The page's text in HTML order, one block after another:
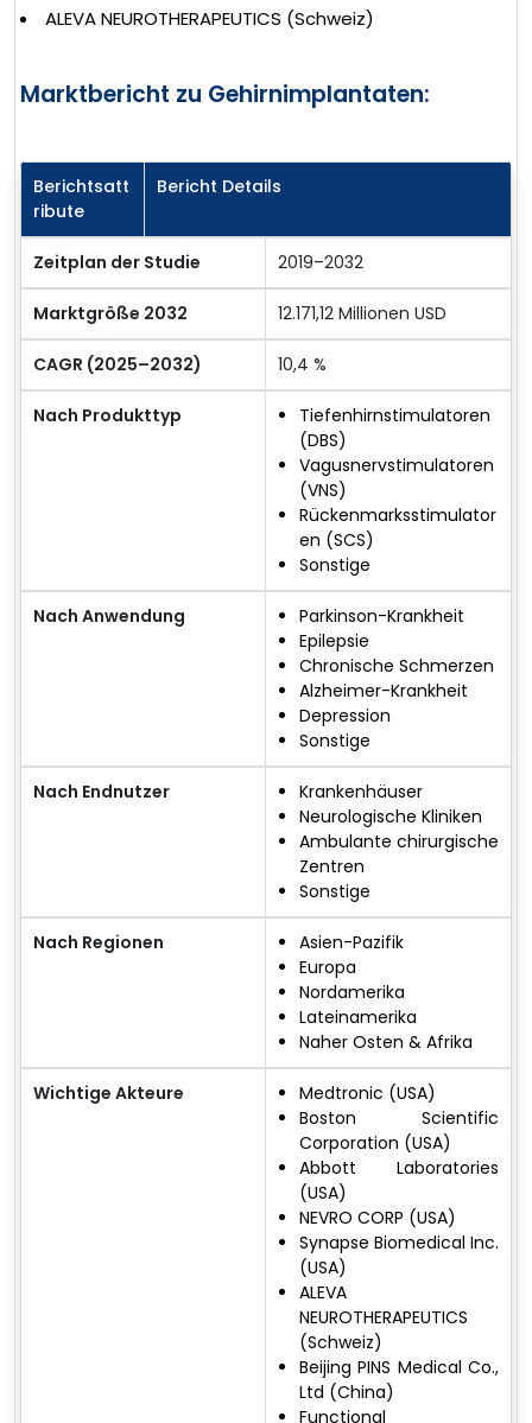
ALEVA NEUROTHERAPEUTICS (Schweiz)
Marktbericht zu Gehirnimplantaten:
Berichtsatt
ribute
Bericht Details
Zeitplan der Studie 2019–2032
Marktgröße 2032 12.171,12 Millionen USD
CAGR (2025–2032) 10,4 %
Nach Produkttyp
Tiefenhirnstimulatoren
(DBS)
Vagusnervstimulatoren
(VNS)
Rückenmarksstimulator
en (SCS)
Sonstige
Nach Anwendung
Parkinson-Krankheit
Epilepsie
Chronische Schmerzen
Alzheimer-Krankheit
Depression
Sonstige
Nach Endnutzer
Krankenhäuser
Neurologische Kliniken
Ambulante chirurgische
Zentren
Sonstige
Nach Regionen
Asien-Pazifik
Europa
Nordamerika
Lateinamerika
Naher Osten & Afrika
Wichtige Akteure
Medtronic (USA)
Boston Scientific
Corporation (USA)
Abbott Laboratories
(USA)
NEVRO CORP (USA)
Synapse Biomedical Inc.
(USA)
ALEVA
NEUROTHERAPEUTICS
(Schweiz)
Beijing PINS Medical Co.,
Ltd (China)
Functional